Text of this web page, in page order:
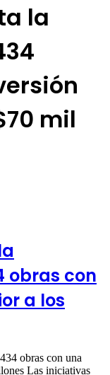
la
mil
obras con
a los
obras con una
Las iniciativas